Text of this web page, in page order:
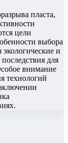
пласта,
цели
выбора
и
для
внимание
технологий